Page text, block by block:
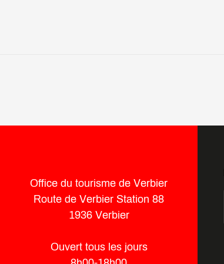
Office du tourisme de Verbier
Route de Verbier Station 88
1936 Verbier
Ouvert tous les jours